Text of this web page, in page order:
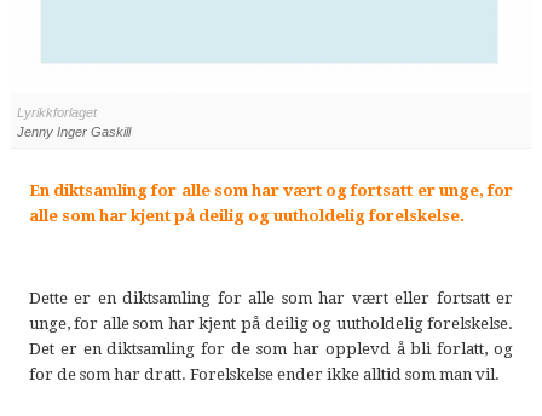
Lyrikkforlaget
Jenny Inger Gaskill
En diktsamling for alle som har vært og fortsatt er unge, for
alle som har kjent på deilig og uutholdelig forelskelse.
Dette er en diktsamling for alle som har vært eller fortsatt er
unge, for alle som har kjent på deilig og uutholdelig forelskelse.
Det er en diktsamling for de som har opplevd å bli forlatt, og
for de som har dratt. Forelskelse ender ikke alltid som man vil.